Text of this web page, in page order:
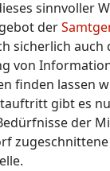
sinnvoller
der
sicherlich auch
von
finden lassen
gibt es
der
zugeschnittene